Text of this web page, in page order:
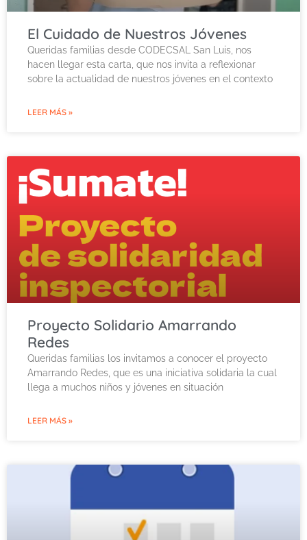
El Cuidado de Nuestros Jóvenes
Queridas familias desde CODECSAL San Luis, nos
hacen llegar esta carta, que nos invita a reflexionar
sobre la actualidad de nuestros jóvenes en el contexto
LEER MÁS »
Proyecto Solidario Amarrando
Redes
Queridas familias los invitamos a conocer el proyecto
Amarrando Redes, que es una iniciativa solidaria la cual
llega a muchos niños y jóvenes en situación
LEER MÁS »